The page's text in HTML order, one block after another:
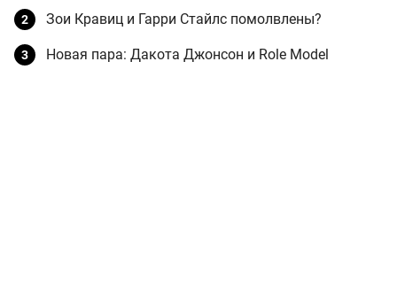
Зои Кравиц и Гарри Стайлс помолвлены?
Новая пара: Дакота Джонсон и Role Model